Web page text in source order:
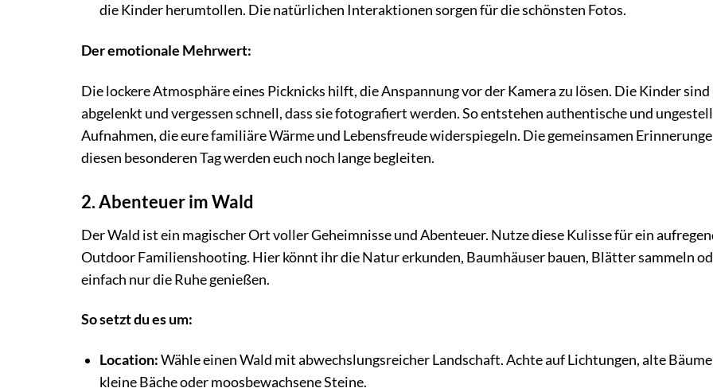
die Kinder herumtollen. Die natürlichen Interaktionen sorgen für die schönsten Fotos.
Der emotionale Mehrwert:
Die lockere Atmosphäre eines Picknicks hilft, die Anspannung vor der Kamera zu lösen. Die Kinder sind
abgelenkt und vergessen schnell, dass sie fotografiert werden. So entstehen authentische und
Aufnahmen, die eure familiäre Wärme und Lebensfreude widerspiegeln. Die gemeinsamen
diesen besonderen Tag werden euch noch lange begleiten.
2. Abenteuer im Wald
Der Wald ist ein magischer Ort voller Geheimnisse und Abenteuer. Nutze diese Kulisse für ein
Outdoor Familienshooting. Hier könnt ihr die Natur erkunden, Baumhäuser bauen, Blätter sammeln
einfach nur die Ruhe genießen.
So setzt du es um:
Location:Wähle einen Wald mit abwechslungsreicher Landschaft. Achte auf Lichtungen, alte
kleine Bäche oder moosbewachsene Steine.